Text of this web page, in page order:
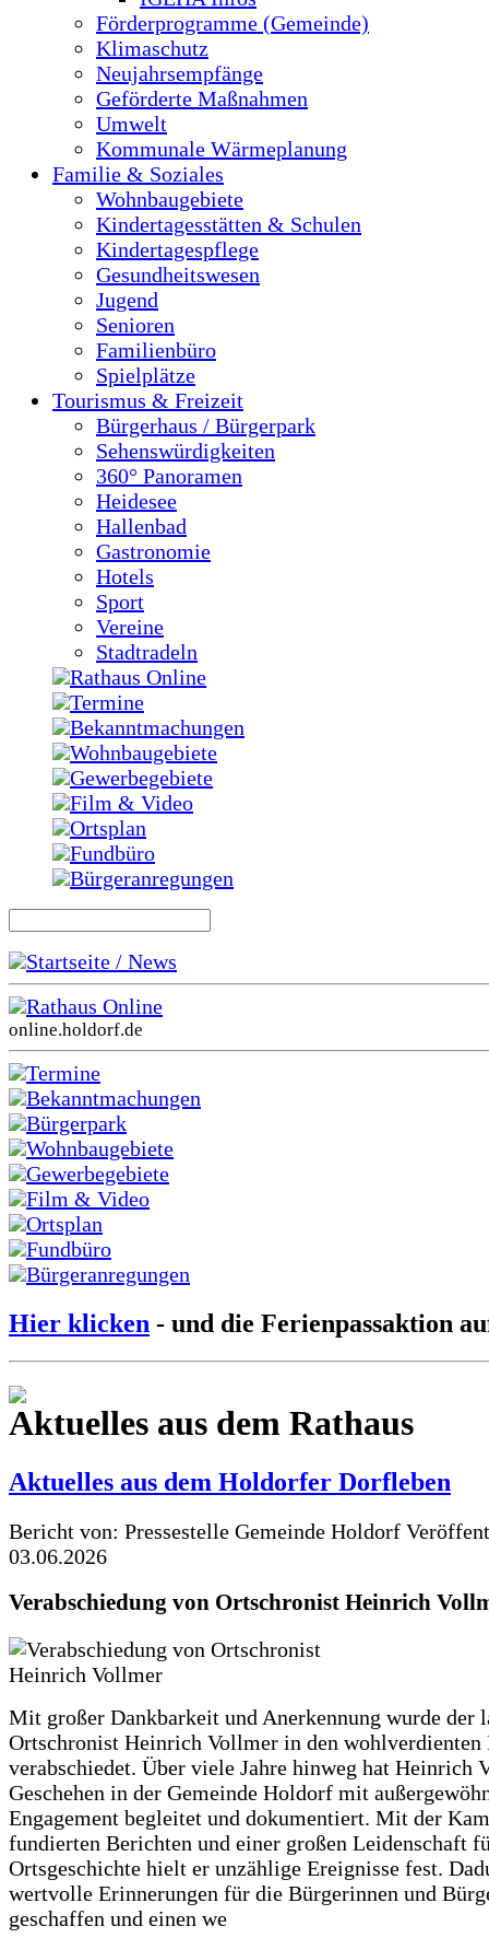
Förderprogramme (Gemeinde)
Klimaschutz
Neujahrsempfänge
Geförderte Maßnahmen
Umwelt
Kommunale Wärmeplanung
Familie & Soziales
Wohnbaugebiete
Kindertagesstätten & Schulen
Kindertagespflege
Gesundheitswesen
Jugend
Senioren
Familienbüro
Spielplätze
Tourismus & Freizeit
Bürgerhaus / Bürgerpark
Sehenswürdigkeiten
360° Panoramen
Heidesee
Hallenbad
Gastronomie
Hotels
Sport
Vereine
Stadtradeln
Rathaus Online
Termine
Bekanntmachungen
Wohnbaugebiete
Gewerbegebiete
Film & Video
Ortsplan
Fundbüro
Bürgeranregungen
Startseite / News
Rathaus Online
online.holdorf.de
Termine
Bekanntmachungen
Bürgerpark
Wohnbaugebiete
Gewerbegebiete
Film & Video
Ortsplan
Fundbüro
Bürgeranregungen
Hier klicken - und die Ferienpassaktion
Aktuelles aus dem Rathaus
Aktuelles aus dem Holdorfer Dorfleben
Bericht von: Pressestelle Gemeinde Holdorf
03.06.2026
Verabschiedung von Ortschronist Heinrich
Mit großer Dankbarkeit und Anerkennung wurde der
Ortschronist Heinrich Vollmer in den wohlverdienten
verabschiedet. Über viele Jahre hinweg hat Heinrich
Geschehen in der Gemeinde Holdorf mit
Engagement begleitet und dokumentiert. Mit der
fundierten Berichten und einer großen Leidenschaft
Ortsgeschichte hielt er unzählige Ereignisse fest.
wertvolle Erinnerungen für die Bürgerinnen und
geschaffen und einen we